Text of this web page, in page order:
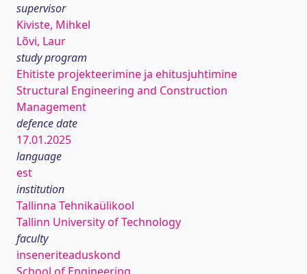
supervisor
Kiviste, Mihkel
Lõvi, Laur
study program
Ehitiste projekteerimine ja ehitusjuhtimine
Structural Engineering and Construction
Management
defence date
17.01.2025
language
est
institution
Tallinna Tehnikaülikool
Tallinn University of Technology
faculty
inseneriteaduskond